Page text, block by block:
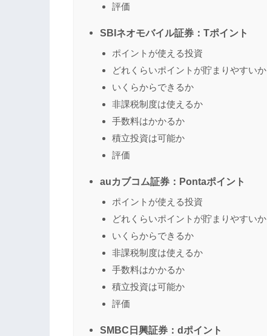
評価
SBIネオモバイル証券：Tポイント
ポイントが使える投資
どれくらいポイントが貯まりやすいか
いくらからできるか
非課税制度は使えるか
手数料はかかるか
積立投資は可能か
評価
auカブコム証券：Pontaポイント
ポイントが使える投資
どれくらいポイントが貯まりやすいか
いくらからできるか
非課税制度は使えるか
手数料はかかるか
積立投資は可能か
評価
SMBC日興証券：dポイント